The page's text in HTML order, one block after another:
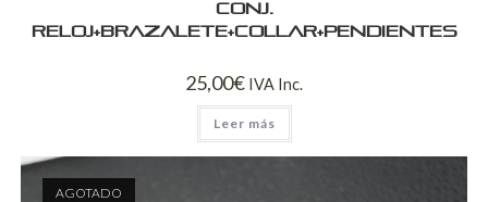
Conj.
reloj+brazalete+collar+pendientes
25,00€ IVA Inc.
Leer más
AGOTADO